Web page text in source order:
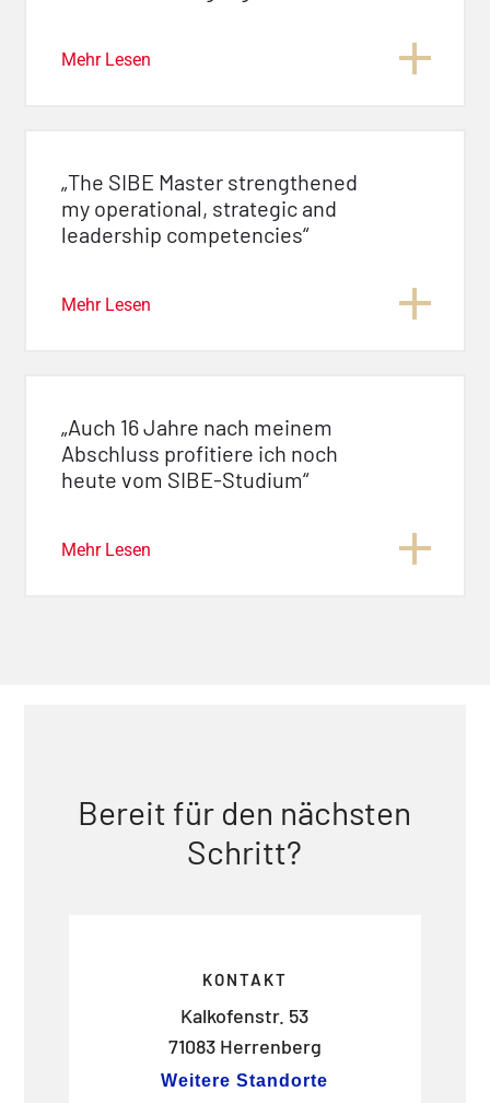
Mehr Lesen
„The SIBE Master strengthened
my operational, strategic and
leadership competencies“
Mehr Lesen
„Auch 16 Jahre nach meinem
Abschluss profitiere ich noch
heute vom SIBE-Studium“
Mehr Lesen
Bereit für den nächsten
Schritt?
KONTAKT
Kalkofenstr. 53
71083 Herrenberg
Weitere Standorte